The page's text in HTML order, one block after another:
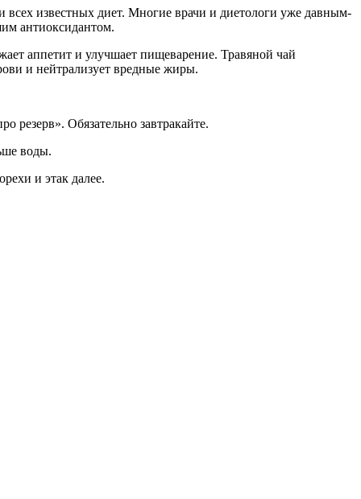
всех известных диет. Многие врачи и диетологи уже давным-
антиоксидантом.
аппетит и улучшает пищеварение. Травяной чай
и нейтрализует вредные жиры.
резерв». Обязательно завтракайте.
воды.
и этак далее.